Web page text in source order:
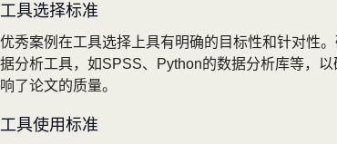
工具选择标准
优秀案例在工具选择上具有明确的目标性和针对性
据分析工具，如SPSS、Python的数据分析库等，
响了论文的质量。
工具使用标准